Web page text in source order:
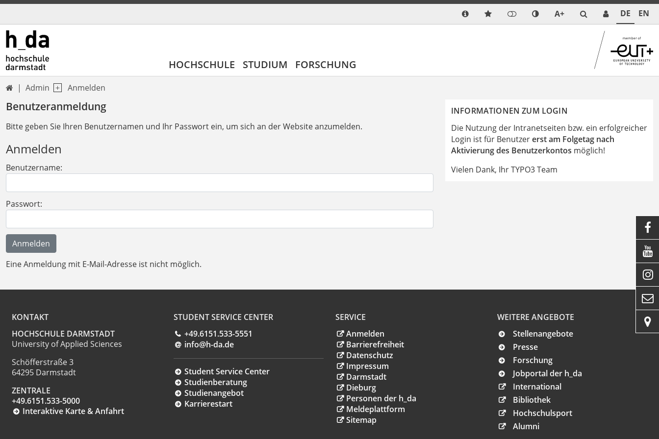
A+ DE EN
HOCHSCHULE STUDIUM FORSCHUNG
 Admin Anmelden
Benutzeranmeldung
Bitte geben Sie Ihren Benutzernamen und Ihr Passwort ein, um sich an der Website anzumelden.
Anmelden
Benutzername:
Passwort:
Eine Anmeldung mit E-Mail-Adresse ist nicht möglich.
INFORMATIONEN ZUM LOGIN
Die Nutzung der Intranetseiten bzw. ein erfolgreicher
Login ist für Benutzererst am Folgetag nach
Aktivierung des Benutzerkontos möglich!
Vielen Dank, Ihr TYPO3 Team
KONTAKT
HOCHSCHULE DARMSTADT
University of Applied Sciences
Schöfferstraße 3
64295 Darmstadt
ZENTRALE
+49.6151.533-5000
Interaktive Karte & Anfahrt
STUDENT SERVICE CENTER
+49.6151.533-5551
info@h-da.de
Student Service Center
Studienberatung
Studienangebot
Karrierestart
SERVICE
Anmelden
Barrierefreiheit
Datenschutz
Impressum
Darmstadt
Dieburg
Personen der h_da
Meldeplattform
Sitemap
WEITERE ANGEBOTE
Stellenangebote
Presse
Forschung
Jobportal der h_da
International
Bibliothek
Hochschulsport
Alumni




